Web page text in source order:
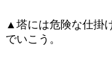
▲塔には危険な仕掛
でいこう。